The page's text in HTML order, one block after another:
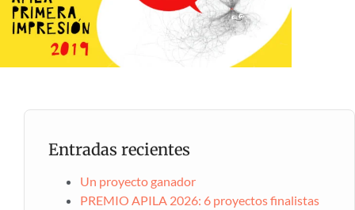
Entradas recientes
Un proyecto ganador
PREMIO APILA 2026: 6 proyectos finalistas